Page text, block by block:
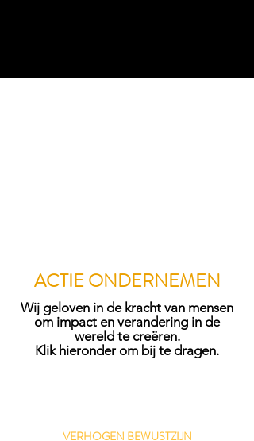
ACTIE ONDERNEMEN
Wij geloven in de kracht van mensen
om impact en verandering in de
wereld te creëren.
Klik hieronder om bij te dragen.
VERHOGEN BEWUSTZIJN